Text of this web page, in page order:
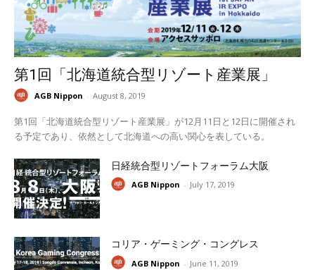
第1回「北海道統合型リゾート産業展」
AGB Nippon - August 8, 2019
第1回「北海道統合型リゾート産業展」が12月11日と12日に開催され
る予定であり、依然として北海道への高い関心を表している。
日経統合型リゾートフォーラム大阪
AGB Nippon - July 17, 2019
コリア・ゲーミング・コングレス
AGB Nippon - June 11, 2019